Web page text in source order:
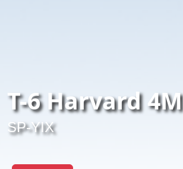
T-6 Harvard 4M
SP-YIX